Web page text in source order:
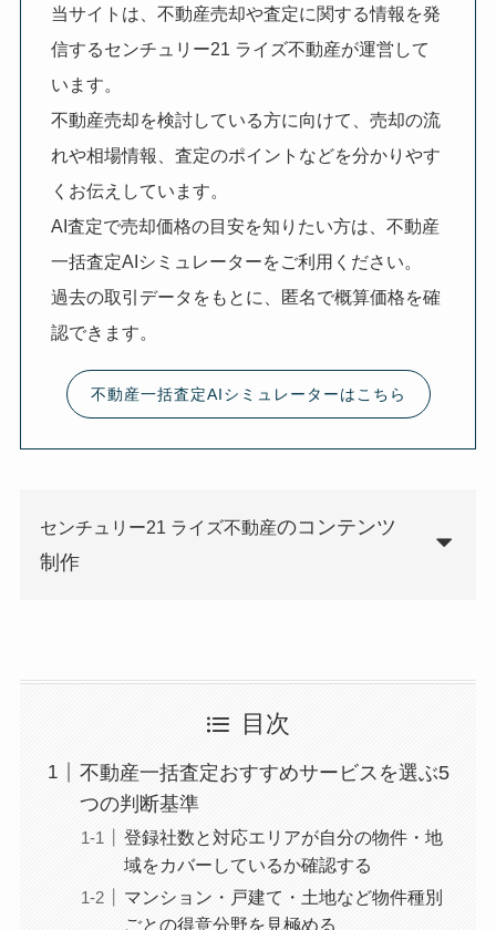
当サイトは、不動産売却や査定に関する情報を発
信するセンチュリー21 ライズ不動産が運営して
います。
不動産売却を検討している方に向けて、売却の流
れや相場情報、査定のポイントなどを分かりやす
くお伝えしています。
AI査定で売却価格の目安を知りたい方は、不動産
一括査定AIシミュレーターをご利用ください。
過去の取引データをもとに、匿名で概算価格を確
認できます。
不動産一括査定AIシミュレーターはこちら
センチュリー21 ライズ不動産のコンテンツ
制作
目次
不動産一括査定おすすめサービスを選ぶ5
つの判断基準
登録社数と対応エリアが自分の物件・地
域をカバーしているか確認する
マンション・戸建て・土地など物件種別
ごとの得意分野を見極める